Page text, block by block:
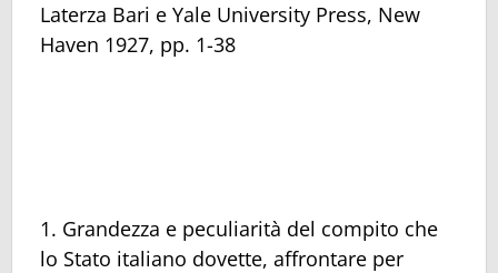
Laterza Bari e Yale University Press, New
Haven 1927, pp. 1-38
1. Grandezza e peculiarità del compito che
lo Stato italiano dovette, affrontare per